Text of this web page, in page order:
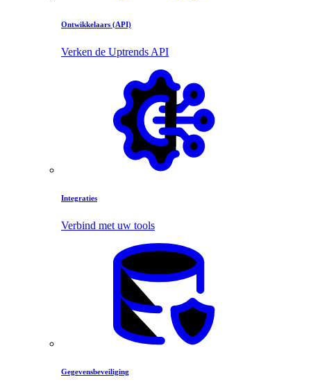
Ontwikkelaars (API)
Verken de Uptrends API
Integraties
Verbind met uw tools
Gegevensbeveiliging